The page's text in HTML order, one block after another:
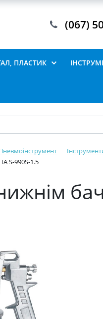
(067)
ПЛАСТИК
S-990S-1.5